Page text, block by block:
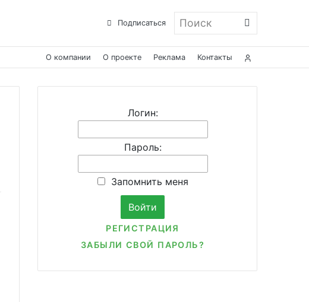
Подписаться Поиск
О компании О проекте Реклама Контакты
Логин:
Пароль:
Запомнить меня
РЕГИСТРАЦИЯ
ЗАБЫЛИ СВОЙ ПАРОЛЬ?